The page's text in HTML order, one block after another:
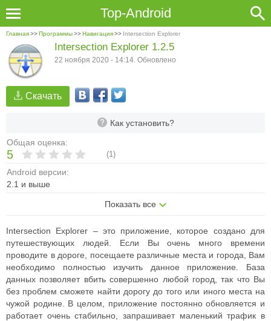
Top-Android
Главная>>Программы>>Навигация>> Intersection Explorer
Скачать
Как установить?
Общая оценка:
5 (1)
Android версии:
2.1 и выше
Показать все
Intersection Explorer 1.2.5
22 ноября 2020 - 14:14. Обновлено
Intersection Explorer – это приложение, которое создано для
путешествующих людей. Если Вы очень много времени
проводите в дороге, посещаете различные места и города, Вам
необходимо полностью изучить данное приложение. База
данных позволяет вбить совершенно любой город, так что Вы
без проблем сможете найти дорогу до того или иного места на
чужой родине. В целом, приложение постоянно обновляется и
работает очень стабильно, запрашивает маленький трафик в